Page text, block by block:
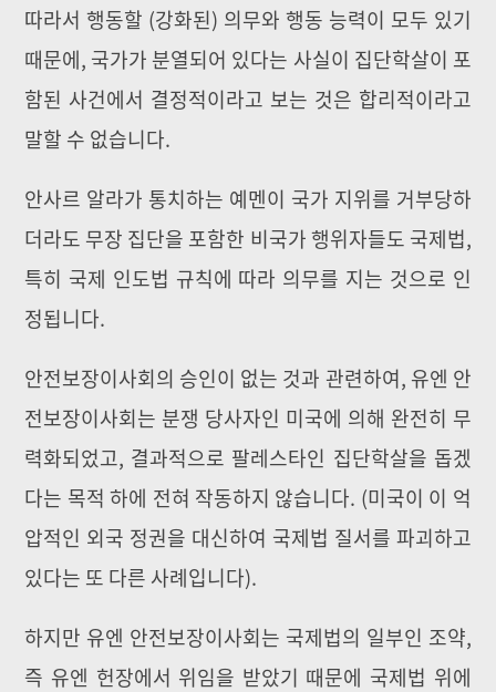
따라서 행동할 (강화된) 의무와 행동 능력이 모두 있기
때문에, 국가가 분열되어 있다는 사실이 집단학살이 포
함된 사건에서 결정적이라고 보는 것은 합리적이라고
말할 수 없습니다.
안사르 알라가 통치하는 예멘이 국가 지위를 거부당하
더라도 무장 집단을 포함한 비국가 행위자들도 국제법,
특히 국제 인도법 규칙에 따라 의무를 지는 것으로 인
정됩니다.
안전보장이사회의 승인이 없는 것과 관련하여, 유엔 안
전보장이사회는 분쟁 당사자인 미국에 의해 완전히 무
력화되었고, 결과적으로 팔레스타인 집단학살을 돕겠
다는 목적 하에 전혀 작동하지 않습니다. (미국이 이 억
압적인 외국 정권을 대신하여 국제법 질서를 파괴하고
있다는 또 다른 사례입니다).
하지만 유엔 안전보장이사회는 국제법의 일부인 조약,
즉 유엔 헌장에서 위임을 받았기 때문에 국제법 위에